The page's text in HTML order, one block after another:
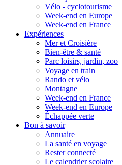
Vélo - cyclotourisme
Week-end en Europe
Week-end en France
Expériences
Mer et Croisière
Bien-être & santé
Parc loisirs, jardin, zoo
Voyage en train
Rando et vélo
Montagne
Week-end en France
Week-end en Europe
Échappée verte
Bon à savoir
Annuaire
La santé en voyage
Rester connecté
Le calendrier scolaire